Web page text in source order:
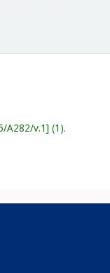
A282/v.1 (1).